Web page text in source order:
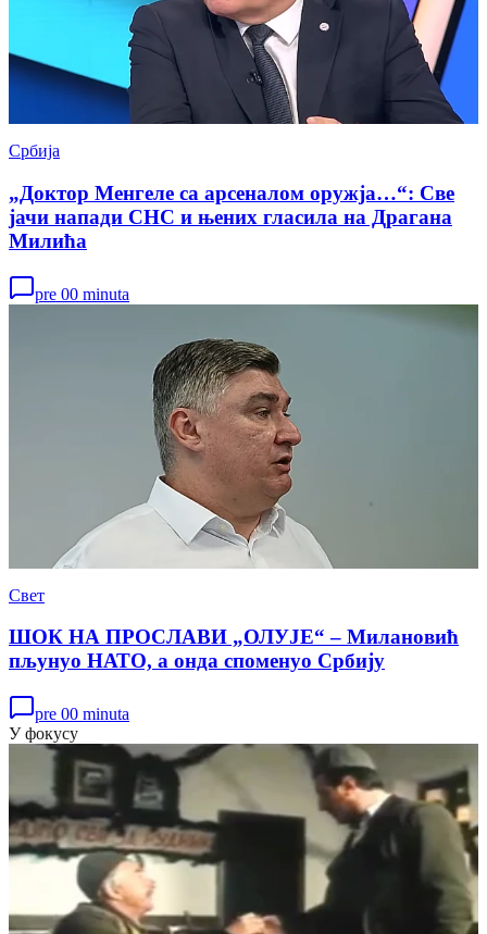
Србија
„Доктор Менгеле са арсеналом оружја…“: Све
јачи напади СНС и њених гласила на Драгана
Милића
pre 00 minuta
Свет
ШОК НА ПРОСЛАВИ „ОЛУЈЕ“ – Милановић
пљунуо НАТО, а онда споменуо Србију
pre 00 minuta
У фокусу